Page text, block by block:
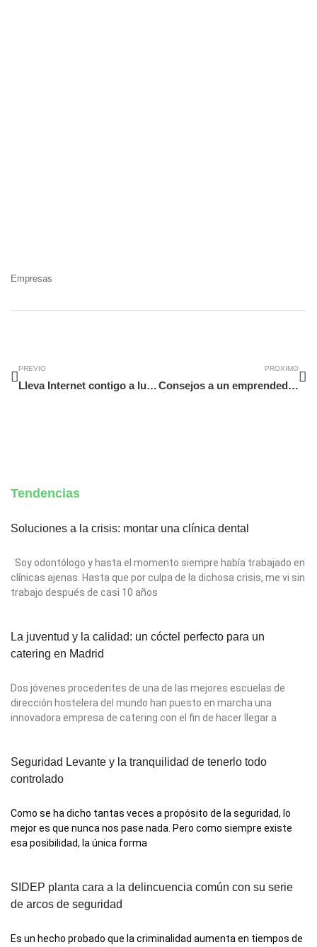
Empresas
PREVIO
Lleva Internet contigo a lugares sin cobertura
PROXIMO
Consejos a un emprendedor para ahorrar
Tendencias
Soluciones a la crisis: montar una clínica dental
Soy odontólogo y hasta el momento siempre había trabajado en
clínicas ajenas. Hasta que por culpa de la dichosa crisis, me vi sin
trabajo después de casi 10 años
La juventud y la calidad: un cóctel perfecto para un
catering en Madrid
Dos jóvenes procedentes de una de las mejores escuelas de
dirección hostelera del mundo han puesto en marcha una
innovadora empresa de catering con el fin de hacer llegar a
Seguridad Levante y la tranquilidad de tenerlo todo
controlado
Como se ha dicho tantas veces a propósito de la seguridad, lo
mejor es que nunca nos pase nada. Pero como siempre existe
esa posibilidad, la única forma
SIDEP planta cara a la delincuencia común con su serie
de arcos de seguridad
Es un hecho probado que la criminalidad aumenta en tiempos de